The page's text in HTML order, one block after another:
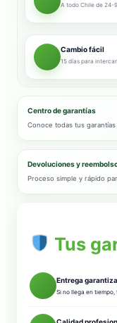
A todo Chile de 24-
Cambio fácil
15 días para
Centro de garantías
Conoce todas tus
Devoluciones y
Proceso simple y rápido
Tus
Entrega
Si no llega en